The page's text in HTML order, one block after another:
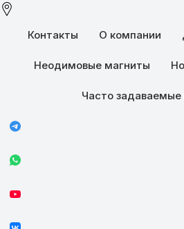
Контакты О компании
Неодимовые магниты
Часто задаваемые